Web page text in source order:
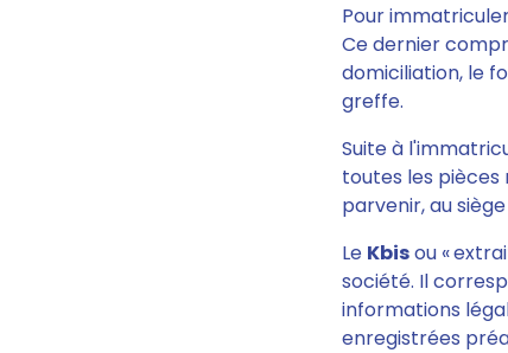
Pour
Ce dernier
domiciliation, le
greffe.
Suite à
toutes les
parvenir, au
Le Kbisou «
société. Il
informations
enregistrées